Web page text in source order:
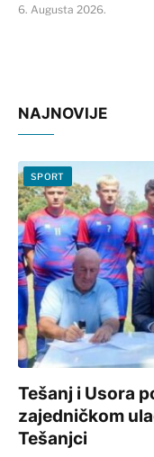
6. Augusta 2026.
NAJNOVIJE
SPORT
Tešanj i Usora
zajedničkom
Tešanjci